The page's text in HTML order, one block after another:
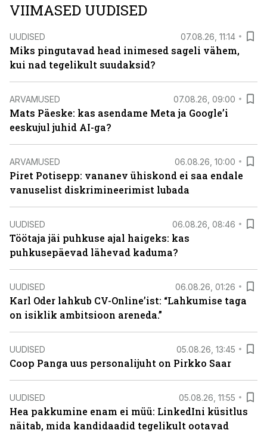
VIIMASED UUDISED
UUDISED 07.08.26, 11:14
Miks pingutavad head inimesed sageli vähem,
kui nad tegelikult suudaksid?
ARVAMUSED 07.08.26, 09:00
Mats Päeske: kas asendame Meta ja Google’i
eeskujul juhid AI-ga?
ARVAMUSED 06.08.26, 10:00
Piret Potisepp: vananev ühiskond ei saa endale
vanuselist diskrimineerimist lubada
UUDISED 06.08.26, 08:46
Töötaja jäi puhkuse ajal haigeks: kas
puhkusepäevad lähevad kaduma?
UUDISED 06.08.26, 01:26
Karl Oder lahkub CV-Online’ist: “Lahkumise taga
on isiklik ambitsioon areneda.”
UUDISED 05.08.26, 13:45
Coop Panga uus personalijuht on Pirkko Saar
UUDISED 05.08.26, 11:55
Hea pakkumine enam ei müü: LinkedIni küsitlus
näitab, mida kandidaadid tegelikult ootavad